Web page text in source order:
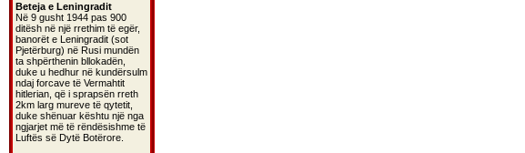
Beteja e Leningradit
Në 9 gusht 1944 pas 900
ditësh në një rrethim të egër,
banorët e Leningradit (sot
Pjetërburg) në Rusi mundën
ta shpërthenin bllokadën,
duke u hedhur në kundërsulm
ndaj forcave të Vermahtit
hitlerian, që i sprapsën rreth
2km larg mureve të qytetit,
duke shënuar kështu një nga
ngjarjet më të rëndësishme të
Luftës së Dytë Botërore.